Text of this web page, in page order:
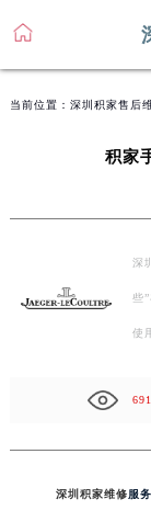
当前位置： 深圳积家售后
积家
深
些
使
深圳积家维修服